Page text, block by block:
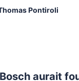
Pontiroli
aurait